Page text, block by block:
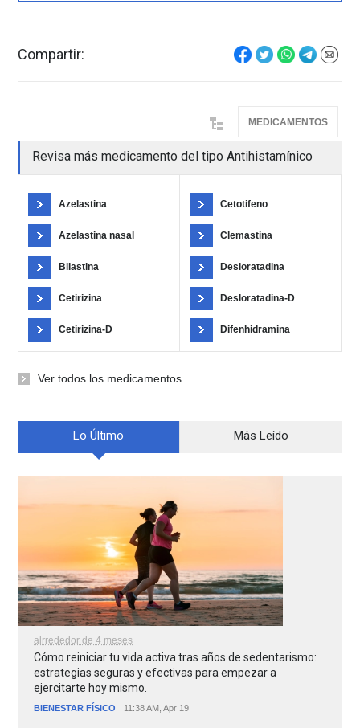
Compartir:
MEDICAMENTOS
Revisa más medicamento del tipo Antihistamínico
Azelastina
Azelastina nasal
Bilastina
Cetirizina
Cetirizina-D
Cetotifeno
Clemastina
Desloratadina
Desloratadina-D
Difenhidramina
Ver todos los medicamentos
Lo Último Más Leído
alrrededor de 4 meses
Cómo reiniciar tu vida activa tras años de sedentarismo:
estrategias seguras y efectivas para empezar a
ejercitarte hoy mismo.
BIENESTAR FÍSICO 11:38 AM, Apr 19